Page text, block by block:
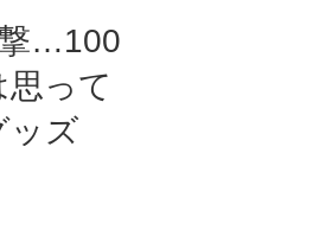
…100
って
ッズ